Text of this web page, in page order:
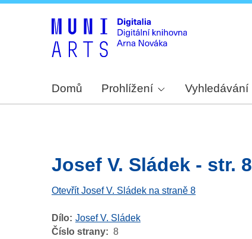
Domů Prohlížení Vyhledávání
Josef V. Sládek - str. 8
Otevřít Josef V. Sládek na straně 8
Dílo Josef V. Sládek
Číslo strany
8